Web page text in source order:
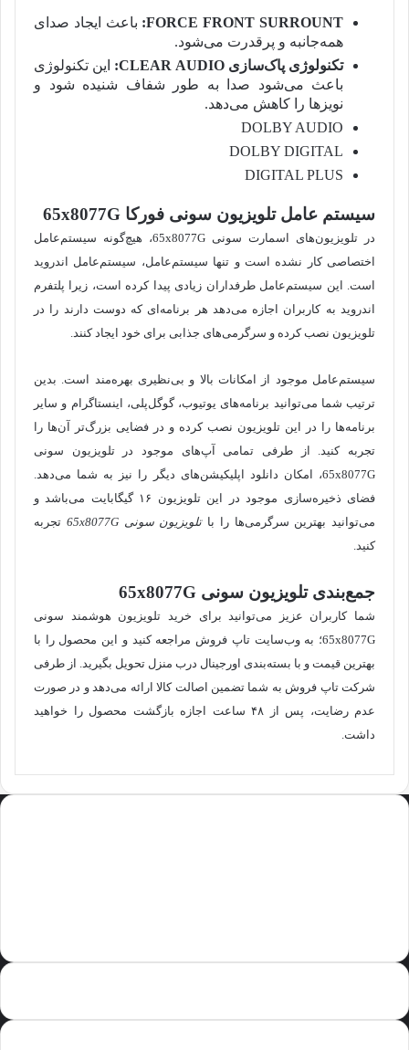
FORCE FRONT SURROUNT:
باعث ایجاد صدای
همه‌جانبه و پرقدرت می‌شود.
تکنولوژی پاک‌سازی CLEAR AUDIO:
این تکنولوژی
باعث می‌شود صدا به طور شفاف شنیده شود و
نویزها را کاهش می‌دهد.
DOLBY AUDIO
DOLBY DIGITAL
DIGITAL PLUS
سیستم عامل تلویزیون سونی فورکا 65x8077G
در تلویزیون‌های اسمارت سونی 65x8077G، هیچ‌گونه سیستم‌عامل
اختصاصی کار نشده است و تنها سیستم‌عامل، سیستم‌عامل اندروید
است. این سیستم‌عامل طرفداران زیادی پیدا کرده است، زیرا پلتفرم
اندروید به کاربران اجازه می‌دهد هر برنامه‌ای که دوست دارند را در
تلویزیون نصب‌ کرده و سرگرمی‌های جذابی برای خود ایجاد کنند.
سیستم‌عامل موجود از امکانات بالا و بی‌نظیری بهره‌مند است. بدین
ترتیب شما می‌توانید برنامه‌های یوتیوب، گوگل‌پلی، اینستاگرام و سایر
برنامه‌ها را در این تلویزیون نصب‌ کرده و در فضایی بزرگ‌تر آن‌ها را
تجربه کنید. از طرفی تمامی آپ‌های موجود در تلویزیون سونی
65x8077G، امکان دانلود اپلیکیشن‌های دیگر را نیز به شما می‌دهد.
فضای ذخیره‌سازی موجود در این تلویزیون ۱۶ گیگابایت می‌باشد و
می‌توانید بهترین سرگرمی‌ها را باتلویزیون سونی 65x8077G
تجربه
کنید.
جمع‌بندی تلویزیون سونی 65x8077G
شما کاربران عزیز می‌توانید برای خرید تلویزیون هوشمند سونی
65x8077G؛ به وب‌سایت تاپ فروش مراجعه کنید و این محصول را با
بهترین قیمت و با بسته‌بندی اورجینال درب منزل تحویل بگیرید. از طرفی
شرکت تاپ فروش به شما تضمین اصالت کالا ارائه می‌دهد و در صورت
عدم رضایت، پس از ۴۸ ساعت اجازه بازگشت محصول را خواهید
داشت.